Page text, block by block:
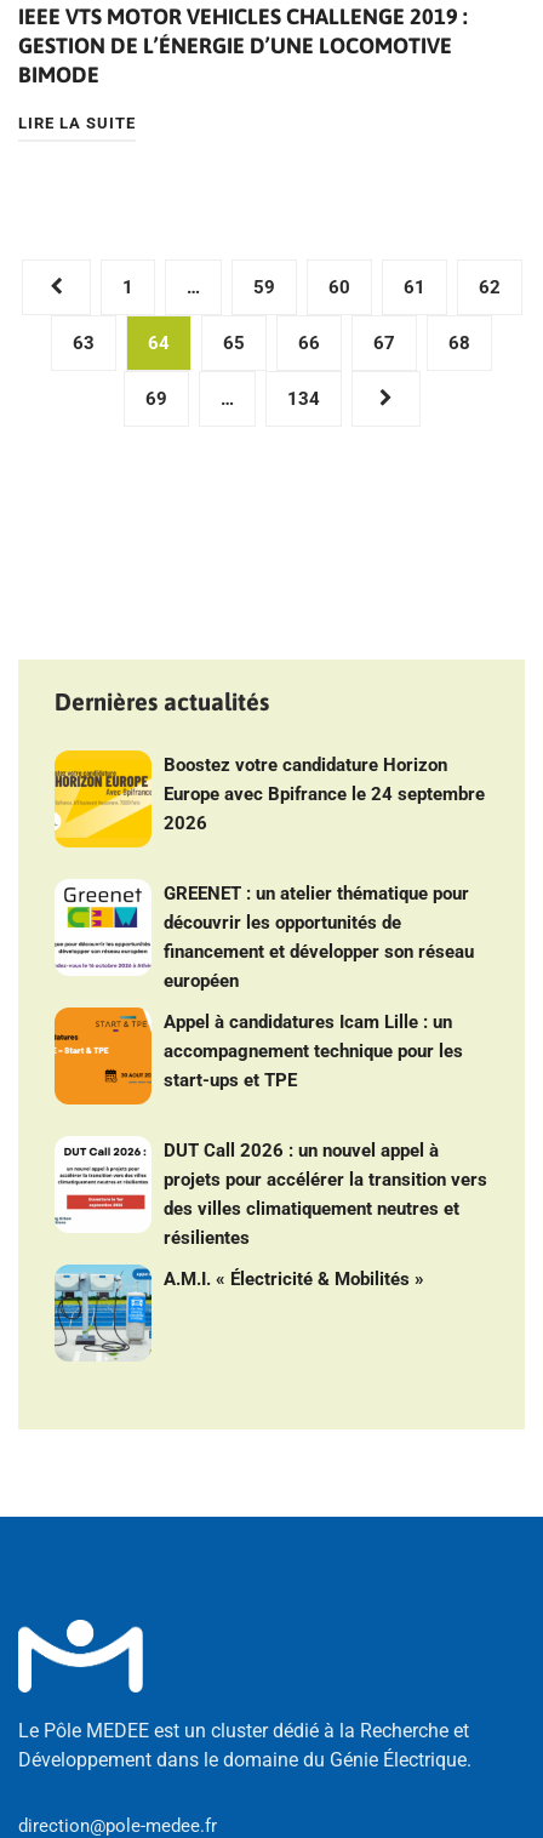
IEEE VTS MOTOR VEHICLES CHALLENGE 2019 :
GESTION DE L’ÉNERGIE D’UNE LOCOMOTIVE
BIMODE
LIRE LA SUITE
Pagination
publications
1 … 59 60 61 62
63 64 65 66 67 68
69 … 134
Dernières actualités
Boostez votre candidature Horizon
Europe avec Bpifrance le 24 septembre
2026
GREENET : un atelier thématique pour
découvrir les opportunités de
financement et développer son réseau
européen
Appel à candidatures Icam Lille : un
accompagnement technique pour les
start-ups et TPE
DUT Call 2026 : un nouvel appel à
projets pour accélérer la transition vers
des villes climatiquement neutres et
résilientes
A.M.I. « Électricité & Mobilités »
Le Pôle MEDEE est un cluster dédié à la Recherche et
Développement dans le domaine du Génie Électrique.
direction@pole-medee.fr